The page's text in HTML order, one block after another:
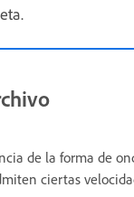
de la forma de
ciertas